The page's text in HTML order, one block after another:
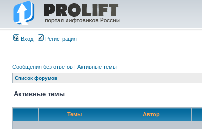
Вход Регистрация
Сообщения без ответов | Активные темы
Список форумов
Активные темы
Темы Автор